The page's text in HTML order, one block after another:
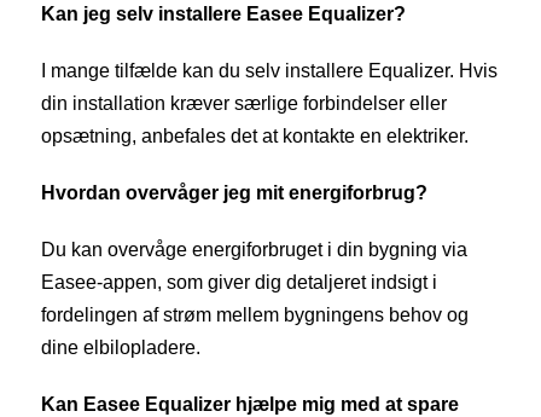
Kan jeg selv installere Easee Equalizer?
I mange tilfælde kan du selv installere Equalizer. Hvis
din installation kræver særlige forbindelser eller
opsætning, anbefales det at kontakte en elektriker.
Hvordan overvåger jeg mit energiforbrug?
Du kan overvåge energiforbruget i din bygning via
Easee-appen, som giver dig detaljeret indsigt i
fordelingen af strøm mellem bygningens behov og
dine elbilopladere.
Kan Easee Equalizer hjælpe mig med at spare